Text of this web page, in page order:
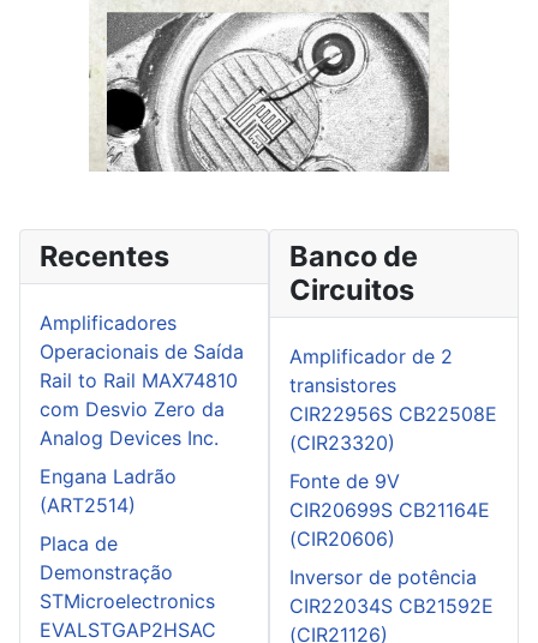
Recentes
Amplificadores
Operacionais de Saída
Rail to Rail MAX74810
com Desvio Zero da
Analog Devices Inc.
Engana Ladrão
(ART2514)
Placa de
Demonstração
STMicroelectronics
EVALSTGAP2HSAC
Banco de
Circuitos
Amplificador de 2
transistores
CIR22956S CB22508E
(CIR23320)
Fonte de 9V
CIR20699S CB21164E
(CIR20606)
Inversor de potência
CIR22034S CB21592E
(CIR21126)